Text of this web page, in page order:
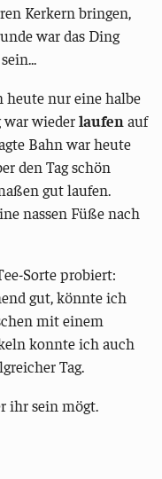
Kerkern bringen,
war das Ding
nur eine halbe
war wiederlaufen auf
Bahn war heute
den Tag schön
gut laufen.
nassen Füße nach
Sorte probiert:
gut, könnte ich
mit einem
konnte ich auch
Tag.
ihr sein mögt.